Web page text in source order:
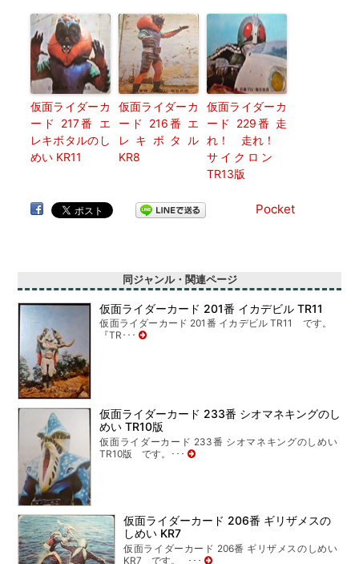
仮面ライダーカ
ード 217番 エ
レキボタルのし
めい KR11
仮面ライダーカ
ード 216番 エ
レキボタル
KR8
仮面ライダーカ
ード 229番 走
れ！ 走れ！
サイクロン
TR13版
Pocket
同ジャンル・関連ページ
仮面ライダーカード 201番 イカデビル TR11
仮面ライダーカード 201番 イカデビル TR11 です。
『TR･･･
仮面ライダーカード 233番 シオマネキングのし
めい TR10版
仮面ライダーカード 233番 シオマネキングのしめい
TR10版 です。･･･
仮面ライダーカード 206番 ギリザメスの
しめい KR7
仮面ライダーカード 206番 ギリザメスのしめい
KR7 です。 ･･･